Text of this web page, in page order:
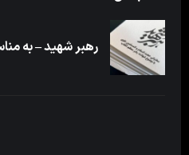
رهبر شهید – به